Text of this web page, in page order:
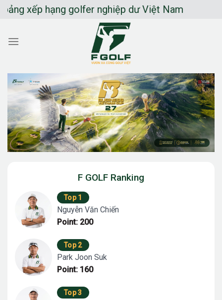
Chuyển
dung
hạng golfer nghiệp dư Việt Nam
F GOLF Ranking
Top 1
Nguyễn Văn Chiến
Point: 200
Top 2
Park Joon Suk
Point: 160
Top 3